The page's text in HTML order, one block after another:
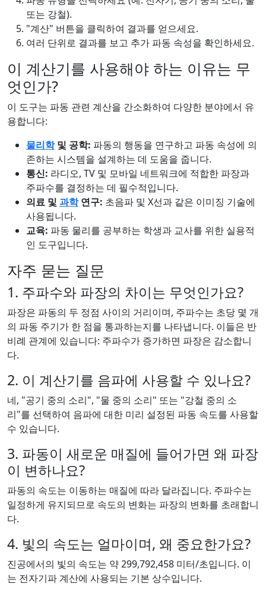
또는 강철).
"계산" 버튼을 클릭하여 결과를 얻으세요.
여러 단위로 결과를 보고 추가 파동 속성을 확인하세요.
이 계산기를 사용해야 하는 이유는 무
엇인가?
이 도구는 파동 관련 계산을 간소화하여 다양한 분야에서 유
용합니다:
물리학및 공학: 파동의 행동을 연구하고 파동 속성에 의
존하는 시스템을 설계하는 데 도움을 줍니다.
통신: 라디오, TV 및 모바일 네트워크에 적합한 파장과
주파수를 결정하는 데 필수적입니다.
의료 및 과학연구: 초음파 및 X선과 같은 이미징 기술에
사용됩니다.
교육: 파동 물리를 공부하는 학생과 교사를 위한 실용적
인 도구입니다.
자주 묻는 질문
1. 주파수와 파장의 차이는 무엇인가요?
파장은 파동의 두 정점 사이의 거리이며, 주파수는 초당 몇 개
의 파동 주기가 한 점을 통과하는지를 나타냅니다. 이들은 반
비례 관계에 있습니다: 주파수가 증가하면 파장은 감소합니
다.
2. 이 계산기를 음파에 사용할 수 있나요?
네, "공기 중의 소리", "물 중의 소리" 또는 "강철 중의 소
리"를 선택하여 음파에 대한 미리 설정된 파동 속도를 사용할
수 있습니다.
3. 파동이 새로운 매질에 들어가면 왜 파장
이 변하나요?
파동의 속도는 이동하는 매질에 따라 달라집니다. 주파수는
일정하게 유지되므로 속도의 변화는 파장의 변화를 초래합니
다.
4. 빛의 속도는 얼마이며, 왜 중요한가요?
진공에서의 빛의 속도는 약 299,792,458 미터/초입니다. 이
는 전자기파 계산에 사용되는 기본 상수입니다.